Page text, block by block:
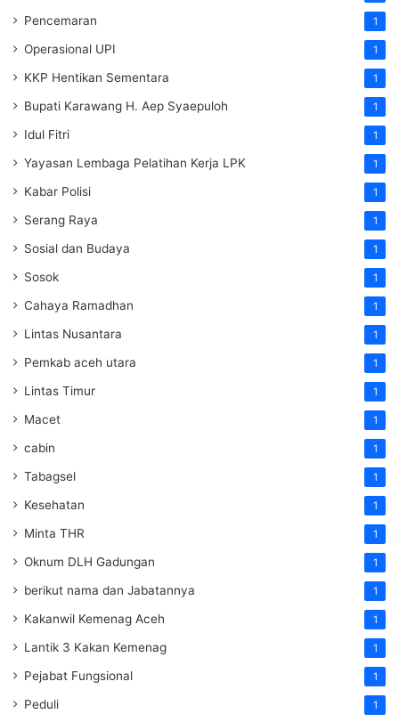
Pencemaran 1
Operasional UPI 1
KKP Hentikan Sementara 1
Bupati Karawang H. Aep Syaepuloh 1
Idul Fitri 1
Yayasan Lembaga Pelatihan Kerja LPK 1
Kabar Polisi 1
Serang Raya 1
Sosial dan Budaya 1
Sosok 1
Cahaya Ramadhan 1
Lintas Nusantara 1
Pemkab aceh utara 1
Lintas Timur 1
Macet 1
cabin 1
Tabagsel 1
Kesehatan 1
Minta THR 1
Oknum DLH Gadungan 1
berikut nama dan Jabatannya 1
Kakanwil Kemenag Aceh 1
Lantik 3 Kakan Kemenag 1
Pejabat Fungsional 1
Peduli 1